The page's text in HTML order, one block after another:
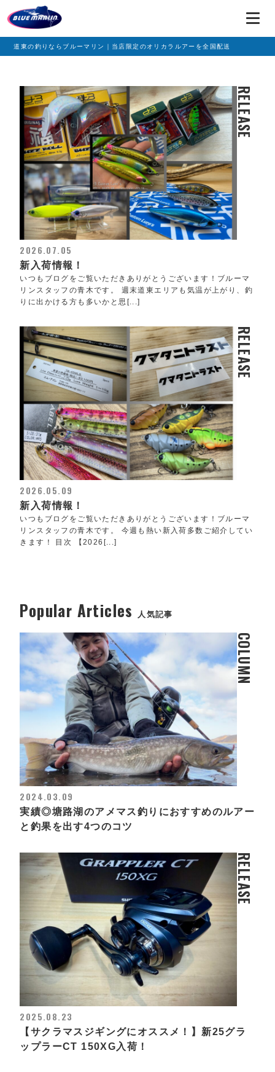
道東の釣りならブルーマリン｜当店限定のオリカラルアーを全国配送
RELEASE
2026.07.05
新入荷情報！
いつもブログをご覧いただきありがとうございます！ブルーマ
リンスタッフの青木です。 週末道東エリアも気温が上がり、釣
りに出かける方も多いかと思[...]
RELEASE
2026.05.09
新入荷情報！
いつもブログをご覧いただきありがとうございます！ブルーマ
リンスタッフの青木です。 今週も熱い新入荷多数ご紹介してい
きます！ 目次 【2026[...]
Popular Articles 人気記事
COLUMN
2024.03.09
実績◎塘路湖のアメマス釣りにおすすめのルアー
と釣果を出す4つのコツ
RELEASE
2025.08.23
【サクラマスジギングにオススメ！】新25グラ
ップラーCT 150XG入荷！